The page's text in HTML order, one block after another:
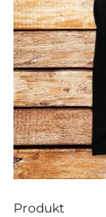
Produkt